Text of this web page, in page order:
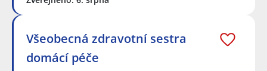
Všeobecná zdravotní sestra
domácí péče